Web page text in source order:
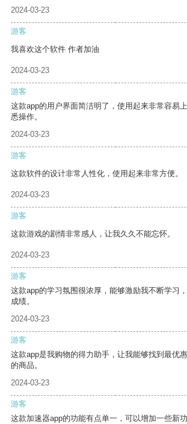
2024-03-23
游客
我喜欢这个软件 作者加油
2024-03-23
游客
这款app的用户界面简洁明了，使用起来非常容易
悉操作。
2024-03-23
游客
这款软件的设计非常人性化，使用起来非常方便。
2024-03-23
游客
这款游戏的剧情非常感人，让我久久不能忘怀。
2024-03-23
游客
这款app的学习氛围很浓厚，能够激励我不断学习
成绩。
2024-03-23
游客
这款app是我购物的得力助手，让我能够找到最优
的商品。
2024-03-23
游客
这款加速器app的功能有点单一，可以增加一些新